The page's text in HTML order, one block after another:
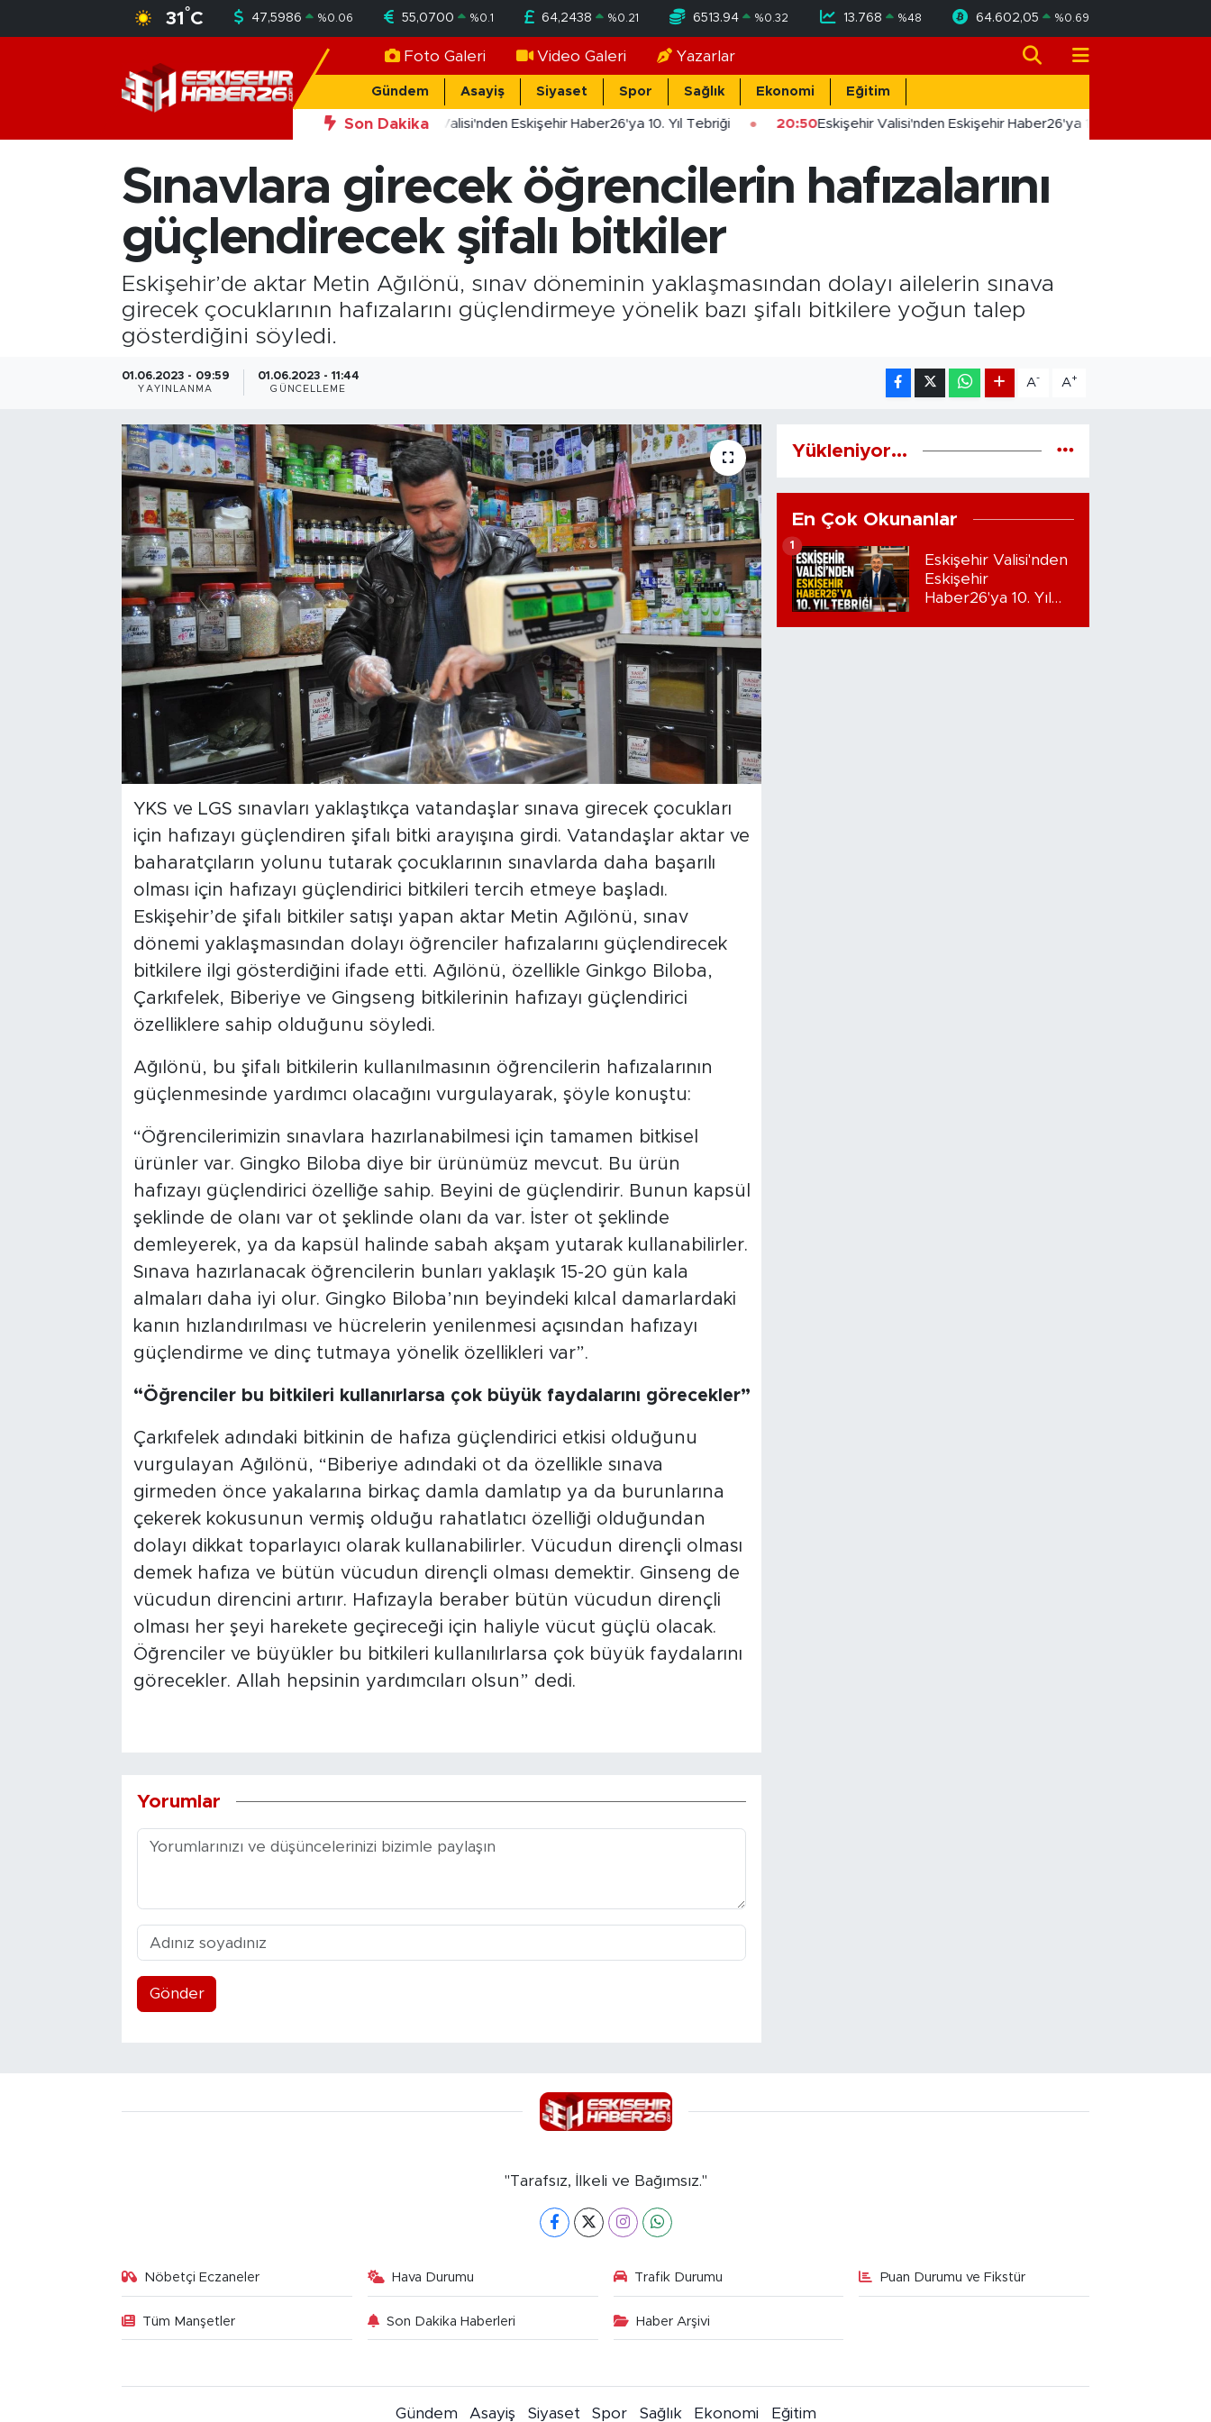
31°C 47,5986 %0.06 55,0700 %0.1 64,2438 %0.21 6513.94 %0.32 13.768 %48 64.602,05 %0.69
Foto Galeri Video Galeri Yazarlar
Gündem Asayiş Siyaset Spor Sağlık Ekonomi Eğitim
Son Dakika
20:50 Eskişehir Valisi'nden Eskişehir Haber26'ya 10. Yıl Tebriği 20:50Eskişehir Valisi'nden Eskişehir Haber26'ya 10. Yıl Tebriği
Sınavlara girecek öğrencilerin hafızalarını
güçlendirecek şifalı bitkiler
Eskişehir’de aktar Metin Ağılönü, sınav döneminin yaklaşmasından dolayı ailelerin sınava
girecek çocuklarının hafızalarını güçlendirmeye yönelik bazı şifalı bitkilere yoğun talep
gösterdiğini söyledi.
01.06.2023 - 09:59
YAYINLANMA
01.06.2023 - 11:44
GÜNCELLEME
A- A+
YKS ve LGS sınavları yaklaştıkça vatandaşlar sınava girecek çocukları
için hafızayı güçlendiren şifalı bitki arayışına girdi. Vatandaşlar aktar ve
baharatçıların yolunu tutarak çocuklarının sınavlarda daha başarılı
olması için hafızayı güçlendirici bitkileri tercih etmeye başladı.
Eskişehir’de şifalı bitkiler satışı yapan aktar Metin Ağılönü, sınav
dönemi yaklaşmasından dolayı öğrenciler hafızalarını güçlendirecek
bitkilere ilgi gösterdiğini ifade etti. Ağılönü, özellikle Ginkgo Biloba,
Çarkıfelek, Biberiye ve Gingseng bitkilerinin hafızayı güçlendirici
özelliklere sahip olduğunu söyledi.
Ağılönü, bu şifalı bitkilerin kullanılmasının öğrencilerin hafızalarının
güçlenmesinde yardımcı olacağını vurgulayarak, şöyle konuştu:
“Öğrencilerimizin sınavlara hazırlanabilmesi için tamamen bitkisel
ürünler var. Gingko Biloba diye bir ürünümüz mevcut. Bu ürün
hafızayı güçlendirici özelliğe sahip. Beyini de güçlendirir. Bunun kapsül
şeklinde de olanı var ot şeklinde olanı da var. İster ot şeklinde
demleyerek, ya da kapsül halinde sabah akşam yutarak kullanabilirler.
Sınava hazırlanacak öğrencilerin bunları yaklaşık 15-20 gün kala
almaları daha iyi olur. Gingko Biloba’nın beyindeki kılcal damarlardaki
kanın hızlandırılması ve hücrelerin yenilenmesi açısından hafızayı
güçlendirme ve dinç tutmaya yönelik özellikleri var”.
“Öğrenciler bu bitkileri kullanırlarsa çok büyük faydalarını görecekler”
Çarkıfelek adındaki bitkinin de hafıza güçlendirici etkisi olduğunu
vurgulayan Ağılönü, “Biberiye adındaki ot da özellikle sınava
girmeden önce yakalarına birkaç damla damlatıp ya da burunlarına
çekerek kokusunun vermiş olduğu rahatlatıcı özelliği olduğundan
dolayı dikkat toparlayıcı olarak kullanabilirler. Vücudun dirençli olması
demek hafıza ve bütün vücudun dirençli olması demektir. Ginseng de
vücudun direncini artırır. Hafızayla beraber bütün vücudun dirençli
olması her şeyi harekete geçireceği için haliyle vücut güçlü olacak.
Öğrenciler ve büyükler bu bitkileri kullanılırlarsa çok büyük faydalarını
görecekler. Allah hepsinin yardımcıları olsun” dedi.
Yorumlar
Gönder
Yükleniyor...
En Çok Okunanlar
Eskişehir Valisi'nden
Eskişehir
Haber26'ya 10. Yıl
1
"Tarafsız, İlkeli ve Bağımsız."
Nöbetçi Eczaneler Hava Durumu Trafik Durumu Puan Durumu ve Fikstür
Tüm Manşetler Son Dakika Haberleri Haber Arşivi
Gündem Asayiş Siyaset Spor Sağlık Ekonomi Eğitim
Nöbetçi Eczaneler
Hava Durumu
Süper Lig Puan Durumu ve Fikstür
Tüm Manşetler
Son Dakika Haberleri
Haber Arşivi